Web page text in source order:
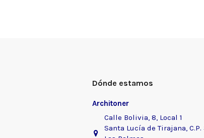
Dónde estamos
Architoner
Calle Bolivia, 8, Local 1
Santa Lucía de Tirajana, C.P.